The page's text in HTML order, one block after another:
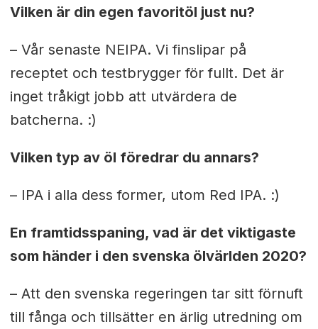
Vilken är din egen favoritöl just nu?
– Vår senaste NEIPA. Vi finslipar på
receptet och testbrygger för fullt. Det är
inget tråkigt jobb att utvärdera de
batcherna. :)
Vilken typ av öl föredrar du annars?
– IPA i alla dess former, utom Red IPA. :)
En framtidsspaning, vad är det viktigaste
som händer i den svenska ölvärlden 2020?
– Att den svenska regeringen tar sitt förnuft
till fånga och tillsätter en ärlig utredning om